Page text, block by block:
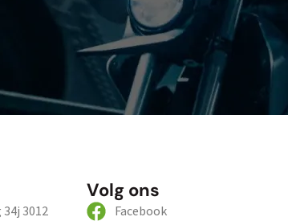
3012
Volg ons
Facebook